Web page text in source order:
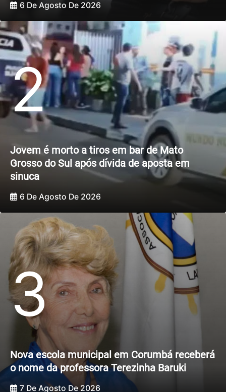
6 De Agosto De 2026
2
Jovem é morto a tiros em bar de Mato
Grosso do Sul após dívida de aposta em
sinuca
6 De Agosto De 2026
3
Nova escola municipal em Corumbá receberá
o nome da professora Terezinha Baruki
7 De Agosto De 2026